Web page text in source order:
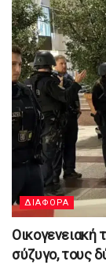
ΔΙΑΦΟΡΑ
σύζυγο, τους